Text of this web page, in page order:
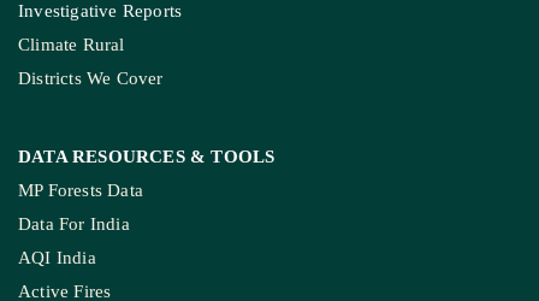
Investigative Reports
Climate Rural
Districts We Cover
DATA RESOURCES & TOOLS
MP Forests Data
Data For India
AQI India
Active Fires